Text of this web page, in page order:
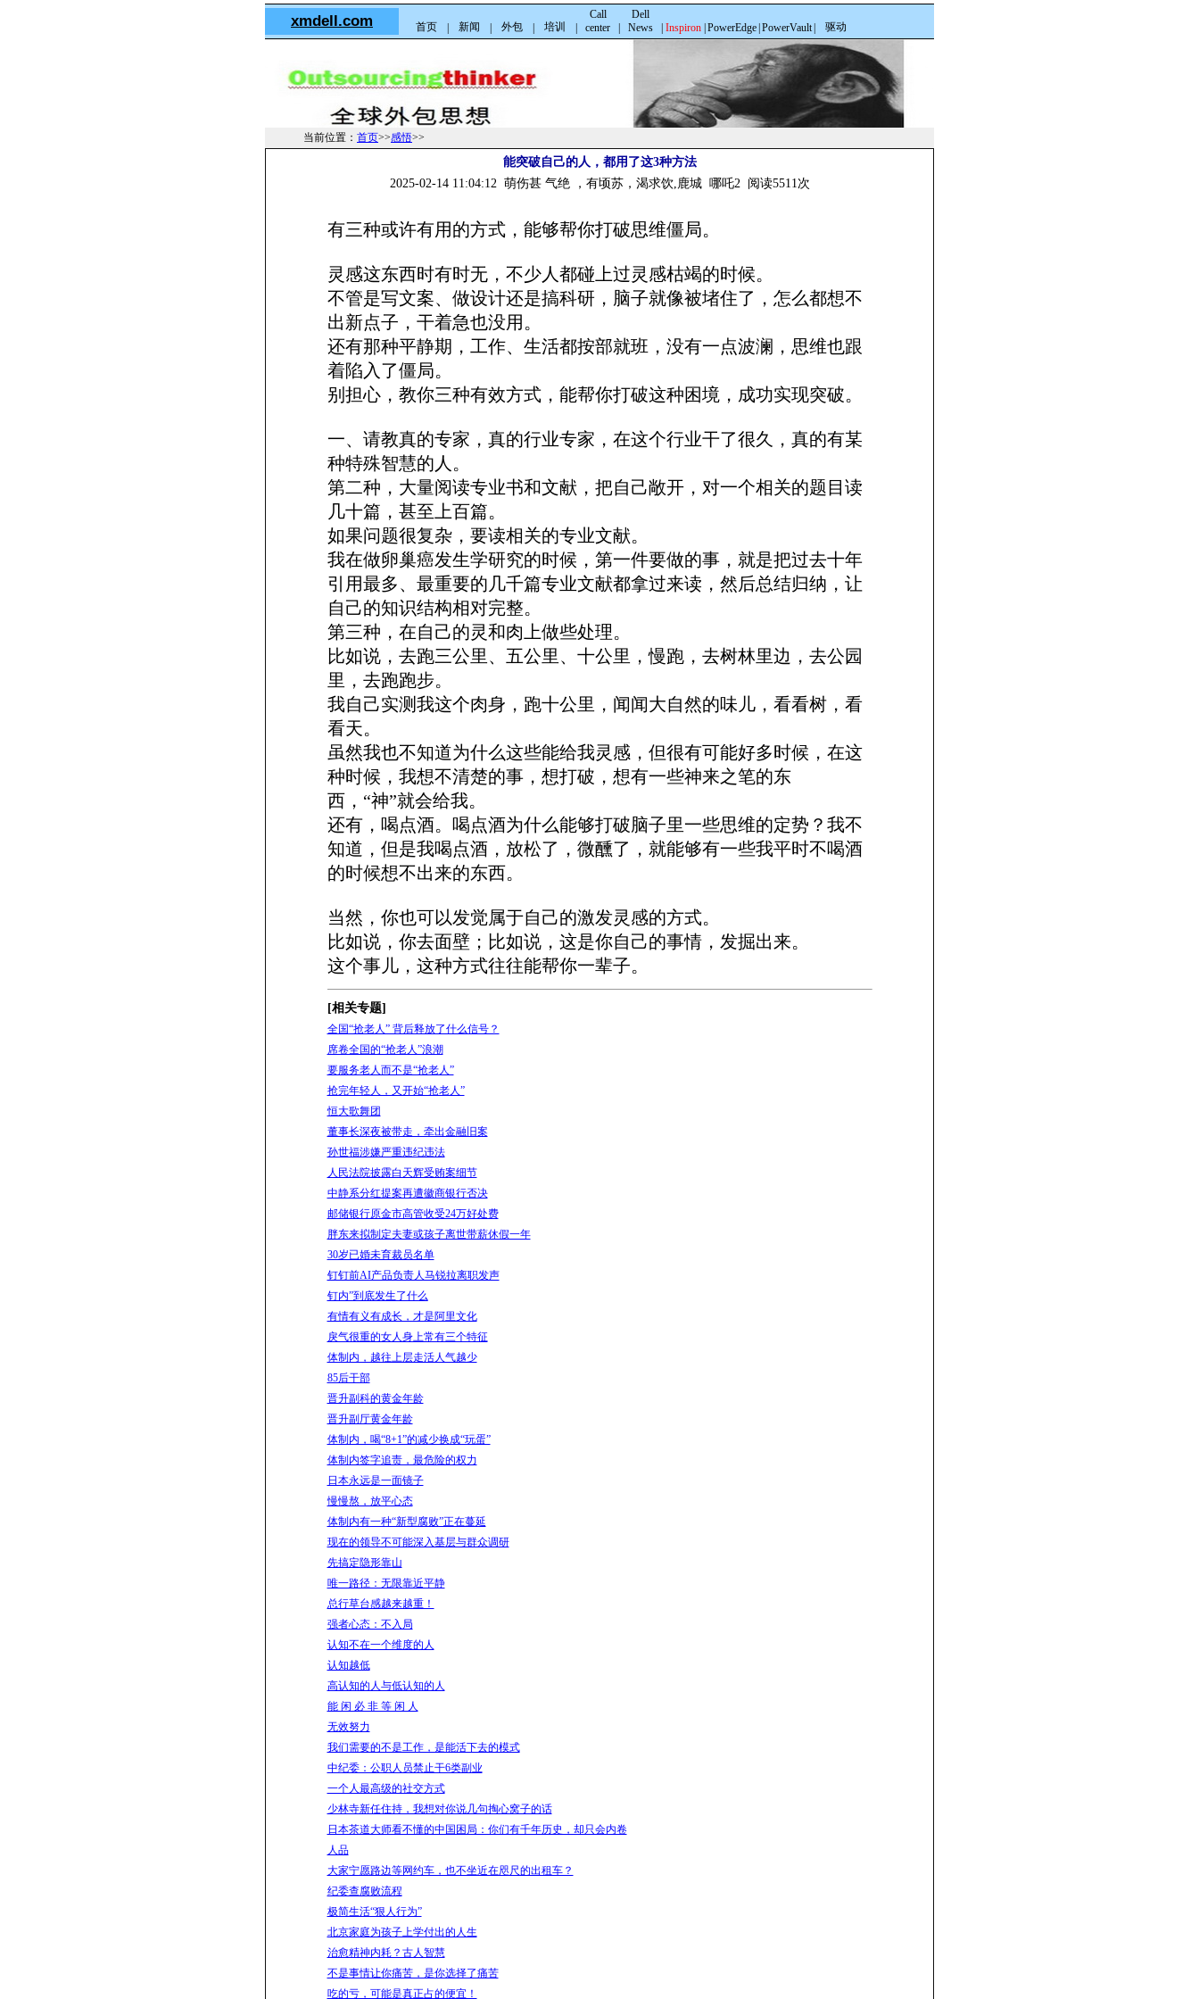
xmdell.com 首页 新闻 外包 培训
Call
center
Dell
News
Inspiron PowerEdge PowerVault 驱动
当前位置： 首页>>感悟>>
能突破自己的人，都用了这3种方法
2025-02-14 11:04:12 萌伤甚 气绝 ，有顷苏，渴求饮,鹿城 哪吒2 阅读5511次
有三种或许有用的方式，能够帮你打破思维僵局。
灵感这东西时有时无，不少人都碰上过灵感枯竭的时候。
不管是写文案、做设计还是搞科研，脑子就像被堵住了，怎么都想不
出新点子，干着急也没用。
还有那种平静期，工作、生活都按部就班，没有一点波澜，思维也跟
着陷入了僵局。
别担心，教你三种有效方式，能帮你打破这种困境，成功实现突破。
一、请教真的专家，真的行业专家，在这个行业干了很久，真的有某
种特殊智慧的人。
第二种，大量阅读专业书和文献，把自己敞开，对一个相关的题目读
几十篇，甚至上百篇。
如果问题很复杂，要读相关的专业文献。
我在做卵巢癌发生学研究的时候，第一件要做的事，就是把过去十年
引用最多、最重要的几千篇专业文献都拿过来读，然后总结归纳，让
自己的知识结构相对完整。
第三种，在自己的灵和肉上做些处理。
比如说，去跑三公里、五公里、十公里，慢跑，去树林里边，去公园
里，去跑跑步。
我自己实测我这个肉身，跑十公里，闻闻大自然的味儿，看看树，看
看天。
虽然我也不知道为什么这些能给我灵感，但很有可能好多时候，在这
种时候，我想不清楚的事，想打破，想有一些神来之笔的东
西，“神”就会给我。
还有，喝点酒。喝点酒为什么能够打破脑子里一些思维的定势？我不
知道，但是我喝点酒，放松了，微醺了，就能够有一些我平时不喝酒
的时候想不出来的东西。
当然，你也可以发觉属于自己的激发灵感的方式。
比如说，你去面壁；比如说，这是你自己的事情，发掘出来。
这个事儿，这种方式往往能帮你一辈子。
[相关专题]
全国“抢老人” 背后释放了什么信号？
席卷全国的“抢老人”浪潮
要服务老人而不是“抢老人”
抢完年轻人，又开始“抢老人”
恒大歌舞团
董事长深夜被带走，牵出金融旧案
孙世福涉嫌严重违纪违法
人民法院披露白天辉受贿案细节
中静系分红提案再遭徽商银行否决
邮储银行原金市高管收受24万好处费
胖东来拟制定夫妻或孩子离世带薪休假一年
30岁已婚未育裁员名单
钉钉前AI产品负责人马锐拉离职发声
钉内”到底发生了什么
有情有义有成长，才是阿里文化
戾气很重的女人身上常有三个特征
体制内，越往上层走活人气越少
85后干部
晋升副科的黄金年龄
晋升副厅黄金年龄
体制内，喝“8+1”的减少换成“玩蛋”
体制内签字追责，最危险的权力
日本永远是一面镜子
慢慢熬，放平心态
体制内有一种“新型腐败”正在蔓延
现在的领导不可能深入基层与群众调研
先搞定隐形靠山
唯一路径：无限靠近平静
总行草台感越来越重！
强者心态：不入局
认知不在一个维度的人
认知越低
高认知的人与低认知的人
能 闲 必 非 等 闲 人
无效努力
我们需要的不是工作，是能活下去的模式
中纪委：公职人员禁止干6类副业
一个人最高级的社交方式
少林寺新任住持，我想对你说几句掏心窝子的话
日本茶道大师看不懂的中国困局：你们有千年历史，却只会内卷
人品
大家宁愿路边等网约车，也不坐近在咫尺的出租车？
纪委查腐败流程
极简生活“狠人行为”
北京家庭为孩子上学付出的人生
治愈精神内耗？古人智慧
不是事情让你痛苦，是你选择了痛苦
吃的亏，可能是真正占的便宜！